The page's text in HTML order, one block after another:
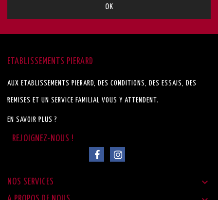
ETABLISSEMENTS PIERARD
AUX ETABLISSEMENTS PIERARD, DES CONDITIONS, DES ESSAIS, DES
REMISES ET UN SERVICE FAMILIAL VOUS Y ATTENDENT.
EN SAVOIR PLUS ?
NOS SERVICES 